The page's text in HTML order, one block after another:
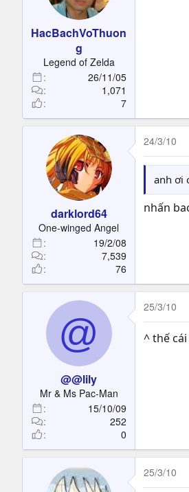
HacBachVoThuon
g
Legend of Zelda
26/11/05
1,071
7
darklord64
One-winged Angel
19/2/08
7,539
76
24/3/10
anh ơi
nhấn
@
@@lily
Mr & Ms Pac-Man
15/10/09
252
0
25/3/10
^ thế
25/3/10